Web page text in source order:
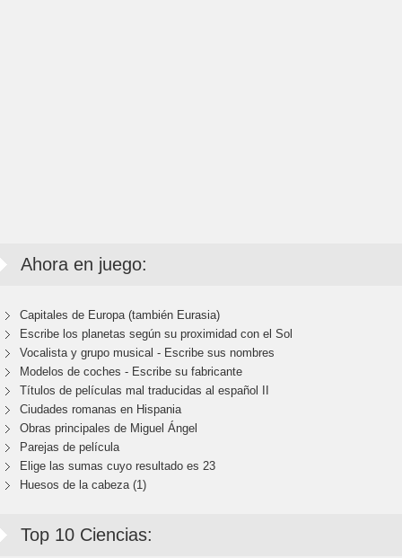
Ahora en juego:
Capitales de Europa (también Eurasia)
Escribe los planetas según su proximidad con el Sol
Vocalista y grupo musical - Escribe sus nombres
Modelos de coches - Escribe su fabricante
Títulos de películas mal traducidas al español II
Ciudades romanas en Hispania
Obras principales de Miguel Ángel
Parejas de película
Elige las sumas cuyo resultado es 23
Huesos de la cabeza (1)
Top 10 Ciencias: